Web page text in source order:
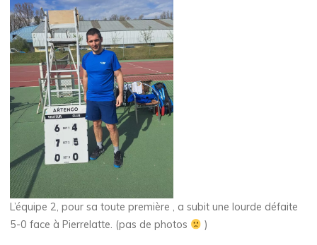
L’équipe 2, pour sa toute première , a subit une lourde défaite
5-0 face à Pierrelatte. (pas de photos
)